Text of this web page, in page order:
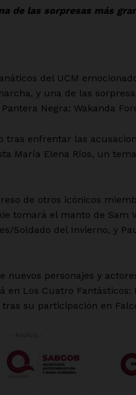
de las sorpresas más
del UCM
y una de las
Negra: Wakanda
enfrentar las
María Elena Ríos, un
de otros icónicos
tomará el manto de Sam
Soldado del Invierno, y
personajes y
Los Cuatro Fantásticos:
su participación en